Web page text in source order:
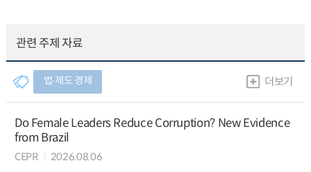
관련 주제 자료
법∙제도 경제 더보기
Do Female Leaders Reduce Corruption? New Evidence
from Brazil
CEPR 2026.08.06